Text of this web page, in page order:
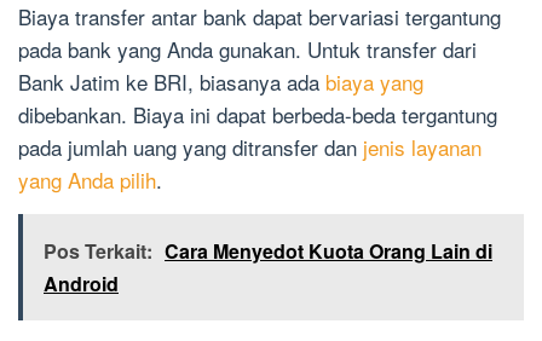
Biaya transfer antar bank dapat bervariasi tergantung
pada bank yang Anda gunakan. Untuk transfer dari
Bank Jatim ke BRI, biasanya ada biaya yang
dibebankan. Biaya ini dapat berbeda-beda tergantung
pada jumlah uang yang ditransfer dan jenis layanan
yang Anda pilih.
Pos Terkait: Cara Menyedot Kuota Orang Lain di
Android